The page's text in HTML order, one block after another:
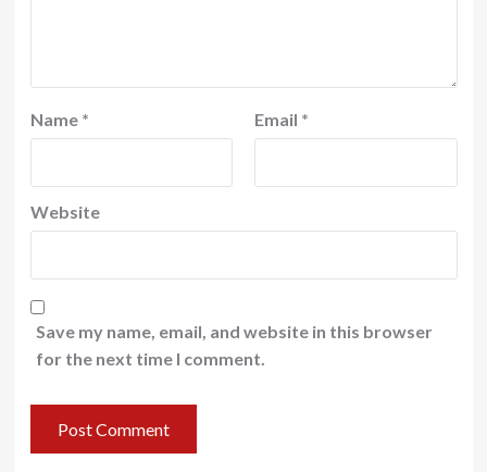
Name * Email *
Website
Save my name, email, and website in this browser
for the next time I comment.